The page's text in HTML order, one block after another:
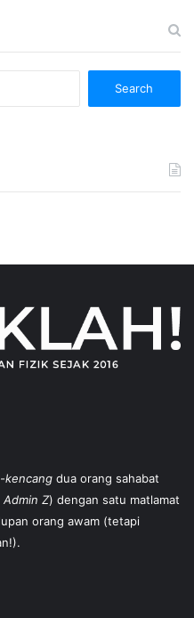
kencang dua orang sahabat
Admin Z) dengan satu matlamat
orang awam (tetapi